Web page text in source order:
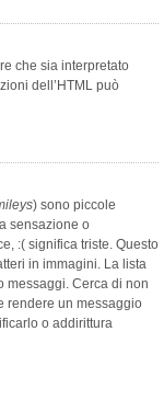
che sia interpretato
dell’HTML può
) sono piccole
sensazione o
:( significa triste. Questo
in immagini. La lista
messaggi. Cerca di non
rendere un messaggio
o addirittura